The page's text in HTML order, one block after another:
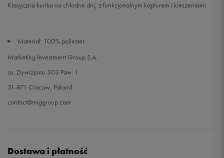
Klasyczna kurtka na chłodne dni, z funkcjonalnym kapturem i kieszeniami.
Materiał: 100% poliester
Marketing Investment Group S.A.
os. Dywizjonu 303 Paw. 1
31-871 Cracow, Poland
contact@miggroup.com
Dostawa i płatność